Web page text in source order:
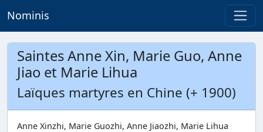
Nominis
Saintes Anne Xin, Marie Guo, Anne
Jiao et Marie Lihua
Laïques martyres en Chine (+ 1900)
Anne Xinzhi, Marie Guozhi, Anne Jiaozhi, Marie Lihua